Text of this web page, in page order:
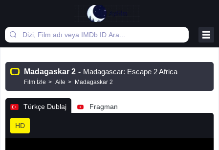
Madagaskar 2 - Madagascar: Escape 2 Africa
Film İzle Aile Madagaskar 2
Türkçe Dublaj Fragman
HD